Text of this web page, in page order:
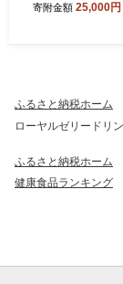
寄附金額 25,000円
ふるさと納税ホーム
ローヤルゼリードリ
ふるさと納税ホーム
健康食品ランキング